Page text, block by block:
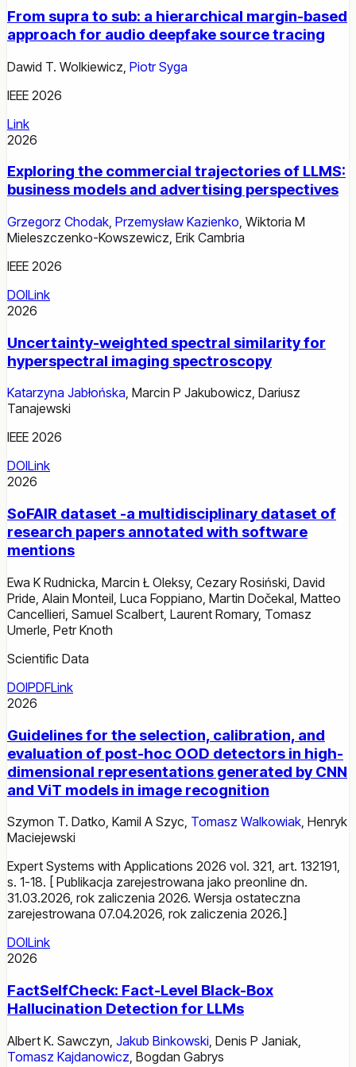
From supra to sub: a hierarchical margin-based
approach for audio deepfake source tracing
Dawid T. Wolkiewicz Piotr Syga
IEEE 2026
Link
2026
Exploring the commercial trajectories of LLMS:
business models and advertising perspectives
Grzegorz Chodak, Przemysław Kazienko, Wiktoria M
Mieleszczenko-Kowszewicz, Erik Cambria
IEEE 2026
DOILink
2026
Uncertainty-weighted spectral similarity for
hyperspectral imaging spectroscopy
Katarzyna Jabłońska, Marcin P Jakubowicz, Dariusz
Tanajewski
IEEE 2026
DOILink
2026
SoFAIR dataset -a multidisciplinary dataset of
research papers annotated with software
mentions
Ewa K Rudnicka Marcin Ł Oleksy, Cezary Rosiński David
Pride Alain Monteil Luca Foppiano Martin Dočekal Matteo
Cancellieri Samuel Scalbert Laurent Romary, Tomasz
Umerle Petr Knoth
Scientific Data
DOIPDFLink
2026
Guidelines for the selection, calibration, and
evaluation of post-hoc OOD detectors in high-
dimensional representations generated by CNN
and ViT models in image recognition
Szymon T. Datko, Kamil A Szyc, Tomasz Walkowiak, Henryk
Maciejewski
Expert Systems with Applications 2026 vol. 321, art. 132191,
s. 1-18. [ Publikacja zarejestrowana jako preonline dn.
31.03.2026, rok zaliczenia 2026. Wersja ostateczna
zarejestrowana 07.04.2026, rok zaliczenia 2026.]
DOILink
2026
FactSelfCheck: Fact-Level Black-Box
Hallucination Detection for LLMs
Albert K. Sawczyn Jakub Binkowski Denis P Janiak
Tomasz Kajdanowicz Bogdan Gabrys